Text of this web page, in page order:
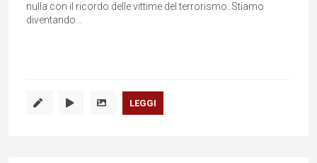
nulla con il ricordo delle vittime del terrorismo. Stiamo
diventando...
LEGGI